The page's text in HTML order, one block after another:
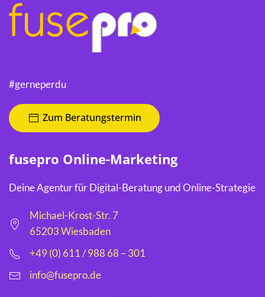
#gerneperdu
Zum Beratungstermin
fusepro Online-Marketing
Deine Agentur für Digital-Beratung und Online-Strategie
Michael-Krost-Str. 7
65203 Wiesbaden
+49 (0) 611 / 988 68 – 301
info@fusepro.de